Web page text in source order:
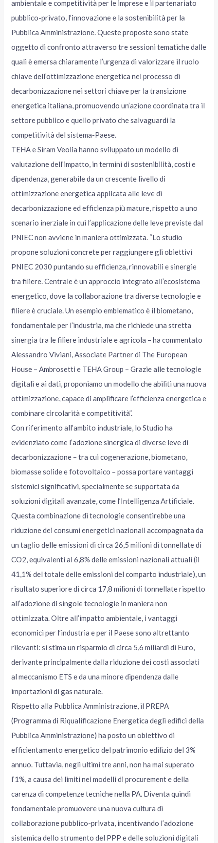
ambientale e competitività per le imprese e il partenariato
pubblico-privato, l’innovazione e la sostenibilità per la
Pubblica Amministrazione. Queste proposte sono state
oggetto di confronto attraverso tre sessioni tematiche dalle
quali è emersa chiaramente l’urgenza di valorizzare il ruolo
chiave dell’ottimizzazione energetica nel processo di
decarbonizzazione nei settori chiave per la transizione
energetica italiana, promuovendo un’azione coordinata tra il
settore pubblico e quello privato che salvaguardi la
competitività del sistema-Paese.
TEHA e Siram Veolia hanno sviluppato un modello di
valutazione dell’impatto, in termini di sostenibilità, costi e
dipendenza, generabile da un crescente livello di
ottimizzazione energetica applicata alle leve di
decarbonizzazione ed efficienza più mature, rispetto a uno
scenario inerziale in cui l’applicazione delle leve previste dal
PNIEC non avviene in maniera ottimizzata. “Lo studio
propone soluzioni concrete per raggiungere gli obiettivi
PNIEC 2030 puntando su efficienza, rinnovabili e sinergie
tra filiere. Centrale è un approccio integrato all’ecosistema
energetico, dove la collaborazione tra diverse tecnologie e
filiere è cruciale. Un esempio emblematico è il biometano,
fondamentale per l’industria, ma che richiede una stretta
sinergia tra le filiere industriale e agricola – ha commentato
Alessandro Viviani, Associate Partner di The European
House – Ambrosetti e TEHA Group – Grazie alle tecnologie
digitali e ai dati, proponiamo un modello che abiliti una nuova
ottimizzazione, capace di amplificare l’efficienza energetica e
combinare circolarità e competitività”.
Con riferimento all’ambito industriale, lo Studio ha
evidenziato come l’adozione sinergica di diverse leve di
decarbonizzazione – tra cui cogenerazione, biometano,
biomasse solide e fotovoltaico – possa portare vantaggi
sistemici significativi, specialmente se supportata da
soluzioni digitali avanzate, come l’Intelligenza Artificiale.
Questa combinazione di tecnologie consentirebbe una
riduzione dei consumi energetici nazionali accompagnata da
un taglio delle emissioni di circa 26,5 milioni di tonnellate di
CO2, equivalenti al 6,8% delle emissioni nazionali attuali (il
41,1% del totale delle emissioni del comparto industriale), un
risultato superiore di circa 17,8 milioni di tonnellate rispetto
all’adozione di singole tecnologie in maniera non
ottimizzata. Oltre all’impatto ambientale, i vantaggi
economici per l’industria e per il Paese sono altrettanto
rilevanti: si stima un risparmio di circa 5,6 miliardi di Euro,
derivante principalmente dalla riduzione dei costi associati
al meccanismo ETS e da una minore dipendenza dalle
importazioni di gas naturale.
Rispetto alla Pubblica Amministrazione, il PREPA
(Programma di Riqualificazione Energetica degli edifici della
Pubblica Amministrazione) ha posto un obiettivo di
efficientamento energetico del patrimonio edilizio del 3%
annuo. Tuttavia, negli ultimi tre anni, non ha mai superato
l’1%, a causa dei limiti nei modelli di procurement e della
carenza di competenze tecniche nella PA. Diventa quindi
fondamentale promuovere una nuova cultura di
collaborazione pubblico-privata, incentivando l’adozione
sistemica dello strumento del PPP e delle soluzioni digitali